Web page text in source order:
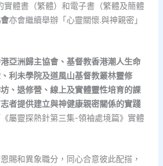
實體書（繁體）和電子書（繁體及簡體
亦會繼續舉辦「心靈關懷.與神親密」
亞洲歸主協會、基督教香港潮人生命
利未學院及道風山基督教叢林靈修
、退修營、線上及實體靈性培育的課
者提供建立與神健康親密關係的實踐
屬靈探熱針第三集-領袖處境篇》實體
賜和異象職分，同心合意彼此配搭，